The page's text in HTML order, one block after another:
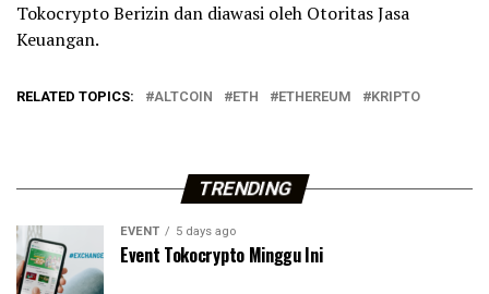
Tokocrypto Berizin dan diawasi oleh Otoritas Jasa
Keuangan.
RELATED TOPICS: ALTCOIN ETH ETHEREUM KRIPTO
TRENDING
EVENT 5 days ago
Event Tokocrypto Minggu Ini